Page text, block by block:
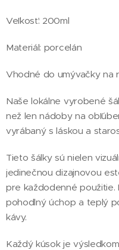
Veľkosť: 200ml
Materiál: porcelán
Vhodné do umývačky na
Naše lokálne vyrobené
než len nádoby na
vyrábaný s láskou a
Tieto šálky sú nielen
jedinečnou dizajnovou
pre každodenné použitie.
pohodlný úchop a teplý
kávy.
Každý kúsok je